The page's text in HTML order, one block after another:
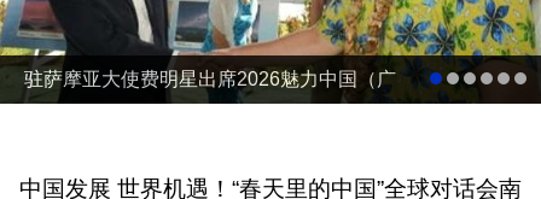
驻萨摩亚大使费明星出席2026魅力中国（广
中国发展 世界机遇！“春天里的中国”全球对话会南